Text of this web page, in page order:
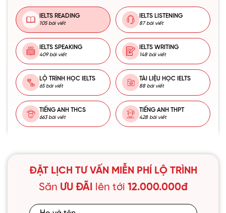
IELTS READING
105 bài viết
IELTS LISTENING
87 bài viết
IELTS SPEAKING
409 bài viết
IELTS WRITING
148 bài viết
LỘ TRÌNH HỌC IELTS
65 bài viết
TÀI LIỆU HỌC IELTS
88 bài viết
TIẾNG ANH THCS
663 bài viết
TIẾNG ANH THPT
428 bài viết
ĐẶT LỊCH TƯ VẤN MIỄN PHÍ LỘ TRÌNH
Săn ƯU ĐÃI lên tới 12.000.000đ